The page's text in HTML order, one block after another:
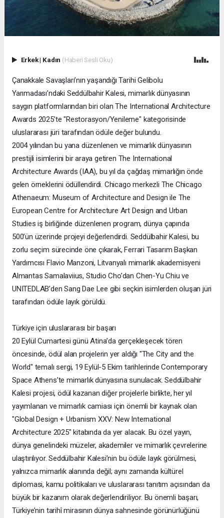
Erkek| Kadın (Haberi Sesli Oku)
Çanakkale Savaşları’nın yaşandığı Tarihi Gelibolu
Yarımadası’ndaki Seddülbahir Kalesi, mimarlık dünyasının
saygın platformlarından biri olan The International Architecture
Awards 2025’te "Restorasyon/Yenileme" kategorisinde
uluslararası jüri tarafından ödüle değer bulundu.
2004 yılından bu yana düzenlenen ve mimarlık dünyasının
prestijli isimlerini bir araya getiren The International
Architecture Awards (IAA), bu yıl da çağdaş mimarlığın önde
gelen örneklerini ödüllendirdi. Chicago merkezli The Chicago
Athenaeum: Museum of Architecture and Design ile The
European Centre for Architecture Art Design and Urban
Studies iş birliğinde düzenlenen program, dünya çapında
500’ün üzerinde projeyi değerlendirdi. Seddülbahir Kalesi, bu
zorlu seçim sürecinde öne çıkarak, Ferrari Tasarım Başkan
Yardımcısı Flavio Manzoni, Litvanyalı mimarlık akademisyeni
Almantas Samalaviius, Studio Cho’dan Chen-Yu Chiu ve
UNITEDLAB’den Sang Dae Lee gibi seçkin isimlerden oluşan jüri
tarafından ödüle layık görüldü.
Türkiye için uluslararası bir başarı
20 Eylül Cumartesi günü Atina’da gerçekleşecek tören
öncesinde, ödül alan projelerin yer aldığı "The City and the
World" temalı sergi, 19 Eylül-5 Ekim tarihlerinde Contemporary
Space Athens’te mimarlık dünyasına sunulacak. Seddülbahir
Kalesi projesi, ödül kazanan diğer projelerle birlikte, her yıl
yayımlanan ve mimarlık camiası için önemli bir kaynak olan
"Global Design + Urbanism XXV: New International
Architecture 2025" kitabında da yer alacak. Bu özel yayın,
dünya genelindeki müzeler, akademiler ve mimarlık çevrelerine
ulaştırılıyor. Seddülbahir Kalesi’nin bu ödüle layık görülmesi,
yalnızca mimarlık alanında değil; aynı zamanda kültürel
diplomasi, kamu politikaları ve uluslararası tanıtım açısından da
büyük bir kazanım olarak değerlendiriliyor. Bu önemli başarı,
Türkiye’nin tarihî mirasının dünya sahnesinde görünürlüğünü